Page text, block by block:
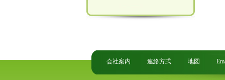
会社案内 連絡方式 地図